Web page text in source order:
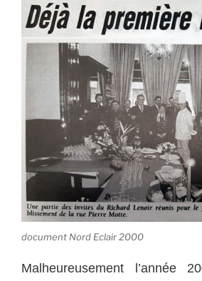
document Nord Eclair 2000
Malheureusement l’année